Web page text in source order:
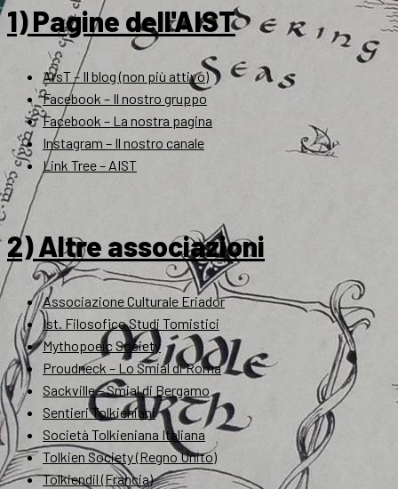
1) Pagine dell'AIST
ArsT – Il blog (non più attivo)
Facebook – Il nostro gruppo
Facebook – La nostra pagina
Instagram – Il nostro canale
Link Tree – AIST
2) Altre associazioni
Associazione Culturale Eriador
Ist. Filosofico Studi Tomistici
Mythopoeic Society
Proudneck – Lo Smial di Roma
Sackville – Smial di Bergamo
Sentieri Tolkieniani
Società Tolkieniana Italiana
Tolkien Society (Regno Unito)
Tolkiendil (Francia)